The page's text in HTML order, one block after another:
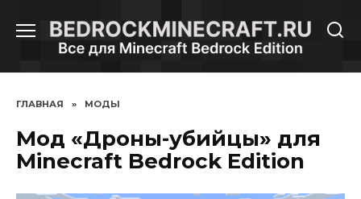
содержанию
ГЛАВНАЯ » МОДЫ
Мод «Дроны-убийцы» для
Minecraft Bedrock Edition